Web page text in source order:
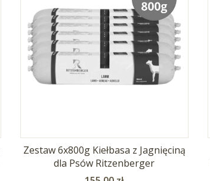
Zestaw 6x800g Kiełbasa z Jagnięciną
dla Psów Ritzenberger